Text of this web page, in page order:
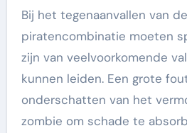
Bij het tegenaanvallen van
piratencombinatie moeten
zijn van veelvoorkomende
kunnen leiden. Een grote
onderschatten van het
zombie om schade te